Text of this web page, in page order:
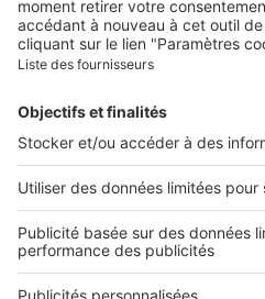
Nous rejoindre
Presse
Nos applications
Découvrez nos applications